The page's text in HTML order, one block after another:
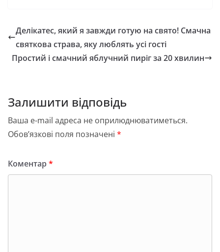
e
b
o
o
d
o
l л
и
т
я
Делікатес, який я завжди готую на свято! Смачна
святкова страва, яку люблять усі гості
Простий і смачний яблучний пиріг за 20 хвилин
Залишити відповідь
Ваша e-mail адреса не оприлюднюватиметься.
Обов’язкові поля позначені *
Коментар*